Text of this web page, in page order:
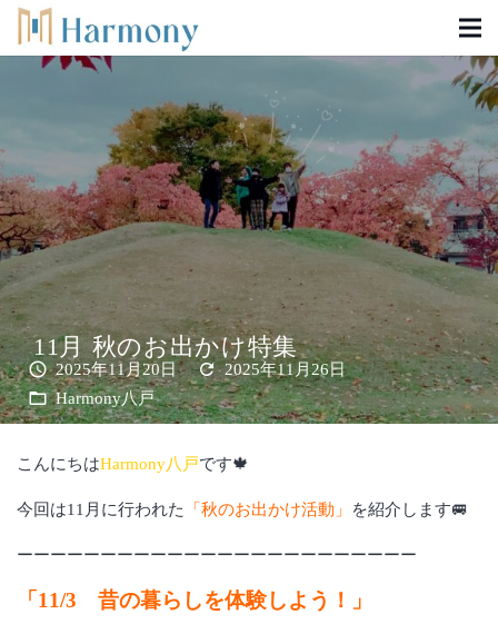
11月 秋のお出かけ特集
schedule 2025年11月20日 refresh 2025年11月26日
folder_open Harmony八戸
こんにちはHarmony八戸です🍁
今回は11月に行われた 「秋のお出かけ活動」 を紹介します🚐
ーーーーーーーーーーーーーーーーーーーーーーーー
「11/3 昔の暮らしを体験しよう！」